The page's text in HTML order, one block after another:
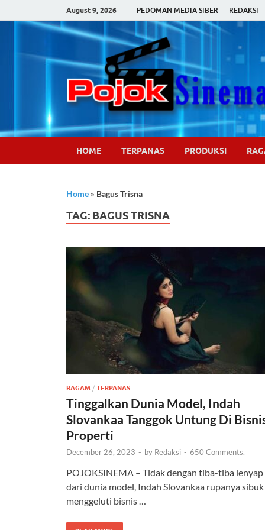
August 9, 2026 PEDOMAN MEDIA SIBER REDAKSI
HOME TERPANAS PRODUKSI
Home » Bagus Trisna
TAG: BAGUS TRISNA
RAGAM / TERPANAS
Tinggalkan Dunia Model, Indah
Slovankaa Tanggok Untung Di
Properti
December 26, 2023 - by Redaksi - 650 Comments.
POJOKSINEMA – Tidak dengan tiba-tiba lenyap
dari dunia model, Indah Slovankaa rupanya sibuk
menggeluti bisnis …